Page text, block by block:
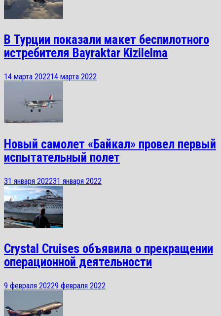
В Турции показали макет беспилотного
истребителя Bayraktar Kizilelma
14 марта 202214 марта 2022
Новый самолет «Байкал» провел первый
испытательный полет
31 января 202231 января 2022
Crystal Cruises объявила о прекращении
операционной деятельности
9 февраля 20229 февраля 2022